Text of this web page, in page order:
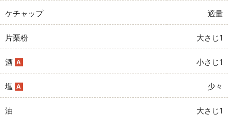
ケチャップ 適量
片栗粉 大さじ1
酒 A 小さじ1
塩 A 少々
油 大さじ1